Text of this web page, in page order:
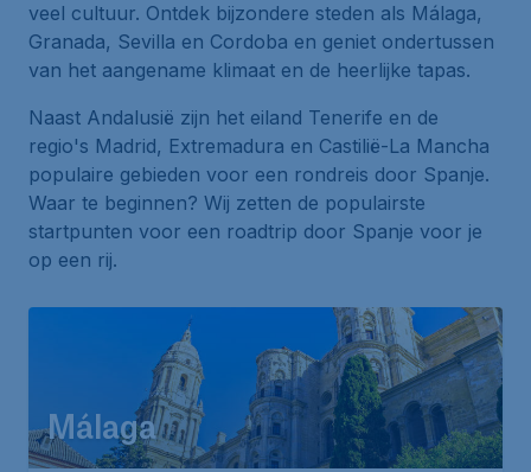
veel cultuur. Ontdek bijzondere steden als Málaga,
Granada, Sevilla en Cordoba en geniet ondertussen
van het aangename klimaat en de heerlijke tapas.
Naast Andalusië zijn het eiland Tenerife en de
regio's Madrid, Extremadura en Castilië-La Mancha
populaire gebieden voor een rondreis door Spanje.
Waar te beginnen? Wij zetten de populairste
startpunten voor een roadtrip door Spanje voor je
op een rij.
Málaga